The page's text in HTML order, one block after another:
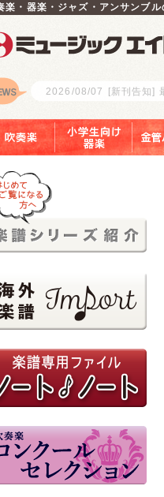
楽・器楽・ジャズ・アンサンブル
2026/08/07 [新刊告知]
参考音源（外部リンク）